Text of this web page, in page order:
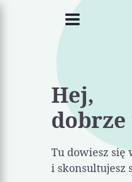
Hej,
Tu dowiesz się
i skonsultujesz